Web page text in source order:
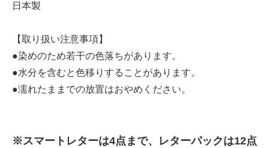
日本製
【取り扱い注意事項】
●染めのため若干の色落ちがあります。
●水分を含むと色移りすることがあります。
●濡れたままでの放置はおやめください。
※スマートレターは4点まで、レターパックは12点